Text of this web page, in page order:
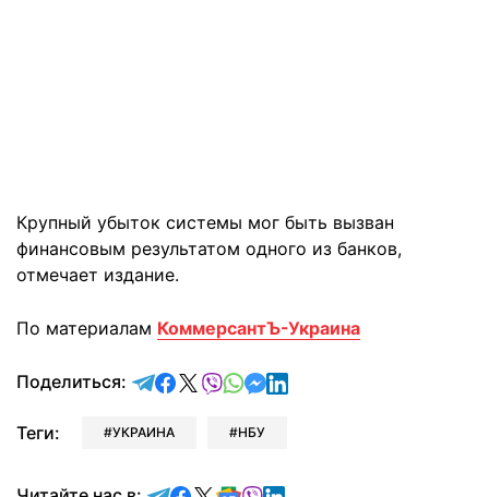
Крупный убыток системы мог быть вызван
финансовым результатом одного из банков,
отмечает издание.
По материалам КоммерсантЪ-Украина
Поделиться: отправить в Telegram
поделиться в Facebook
поделиться в X
отправить в Viber
отправить в Whatsapp
отправить в Messenger
отправить в LinkedIn
Теги: УКРАИНА НБУ